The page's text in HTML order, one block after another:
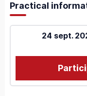
Practical
24 sept.